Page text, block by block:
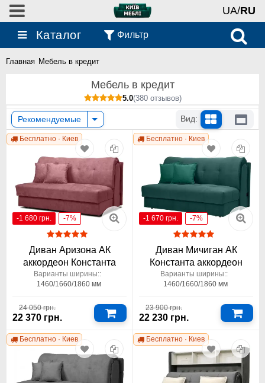
UA/RU
Каталог Фильтр
Главная Мебель в кредит
Мебель в кредит
5.0(380 отзывов)
Рекомендуемые Вид:
Бесплатно · Киев
-1 680 грн. -7%
Диван Аризона АК
аккордеон Константа
Варианты ширины::
1460/1660/1860 мм
24 050 грн.
22 370 грн.
Бесплатно · Киев
-1 670 грн. -7%
Диван Мичиган АК
Константа аккордеон
Варианты ширины::
1460/1660/1860 мм
23 900 грн.
22 230 грн.
Бесплатно · Киев Бесплатно · Киев